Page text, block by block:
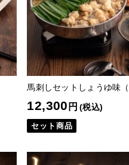
馬刺しセットしょうゆ味（
12,300 円 (税込)
セット商品